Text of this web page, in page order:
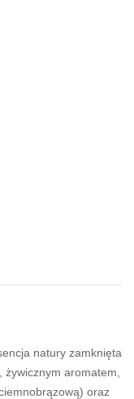
natury zamknięta
aromatem,
oraz